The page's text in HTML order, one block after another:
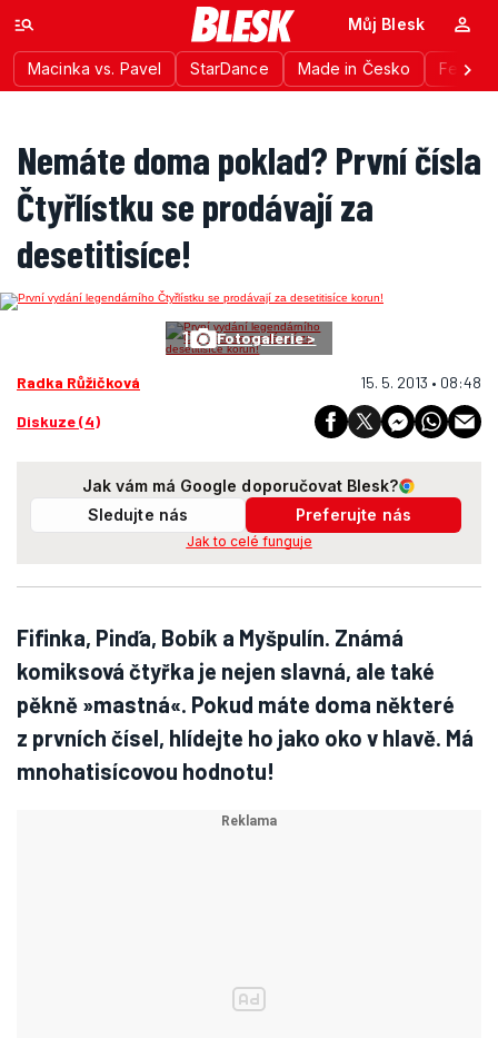
Macinka vs. Pavel StarDance Made in Česko
Můj Blesk
Nemáte doma poklad? První čísla
Čtyřlístku se prodávají za
desetitisíce!
1 Fotogalerie >
Radka Růžičková 15. 5. 2013 • 08:48
Diskuze (4)
Jak vám má Google doporučovat Blesk?
Sledujte nás
Preferujte nás
Jak to celé funguje
Fifinka, Pinďa, Bobík a Myšpulín. Známá
komiksová čtyřka je nejen slavná, ale také
pěkně »mastná«. Pokud máte doma některé
z prvních čísel, hlídejte ho jako oko v hlavě. Má
mnohatisícovou hodnotu!